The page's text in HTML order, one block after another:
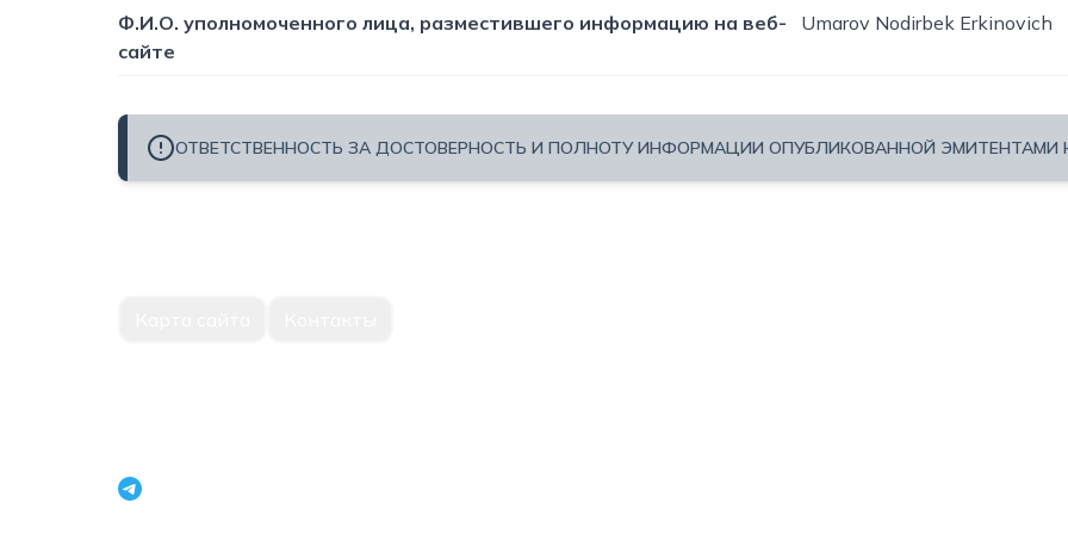
Ф.И.О. уполномоченного лица, разместившего информацию на веб-
сайте
Umarov Nodirbek Erkinovich
ОТВЕТСТВЕННОСТЬ ЗА ДОСТОВЕРНОСТЬ И ПОЛНОТУ ИНФОРМАЦИИ ОПУБЛИКОВАННОЙ ЭМИТЕНТАМИ